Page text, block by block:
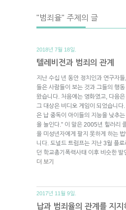
"범죄율" 주제의 글
2018년 7월 18일.
텔레비전과 범죄의 관계
지난 수십 년 동안 정치인과 연구자
들은 사람들이 보는 것과 그들의 행
왔습니다. 처음에는 영화였고, 다음
그 대상은 비디오 게임이 되었습니다
은 납 중독이 아이들의 지능을 낮추
을 늘인다.” 이 말은 2005년 힐러리
을 미성년자에게 팔지 못하게 하는
니다. 도널드 트럼프는 지난 3월 플
던 학교총기폭력사태 이후 비슷한 발
더 보기
2017년 11월 9일.
납과 범죄율의 관계를 지